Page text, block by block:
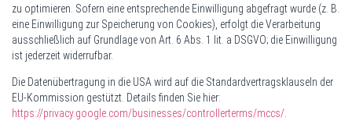
zu optimieren. Sofern eine entsprechende Einwilligung abgefragt wurde (z. B.
eine Einwilligung zur Speicherung von Cookies), erfolgt die Verarbeitung
ausschließlich auf Grundlage von Art. 6 Abs. 1 lit. a DSGVO; die Einwilligung
ist jederzeit widerrufbar.
Die Datenübertragung in die USA wird auf die Standardvertragsklauseln der
EU-Kommission gestützt. Details finden Sie hier:
https://privacy.google.com/businesses/controllerterms/mccs/